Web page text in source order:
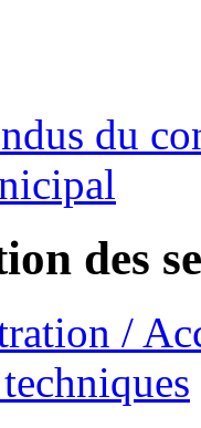
du
des
/